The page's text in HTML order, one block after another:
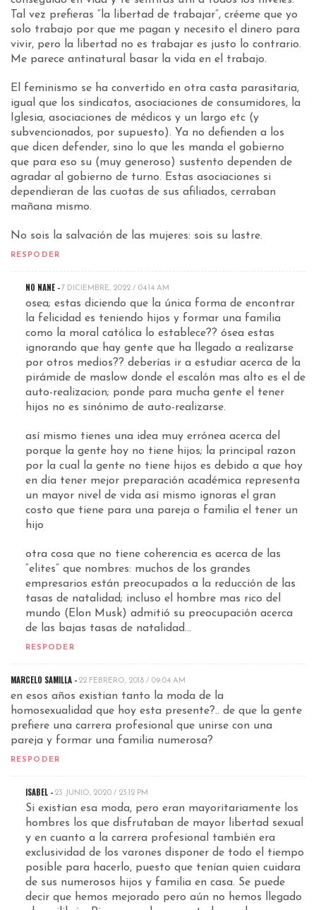
Tal vez prefieras “la libertad de trabajar”, créeme que yo
solo trabajo por que me pagan y necesito el dinero para
vivir, pero la libertad no es trabajar es justo lo contrario.
Me parece antinatural basar la vida en el trabajo.
El feminismo se ha convertido en otra casta parasitaria,
igual que los sindicatos, asociaciones de consumidores, la
Iglesia, asociaciones de médicos y un largo etc (y
subvencionados, por supuesto). Ya no defienden a los
que dicen defender, sino lo que les manda el gobierno
que para eso su (muy generoso) sustento dependen de
agradar al gobierno de turno. Estas asociaciones si
dependieran de las cuotas de sus afiliados, cerraban
mañana mismo.
No sois la salvación de las mujeres: sois su lastre.
RESPODER
NO NANE - 7 DICIEMBRE, 2022 / 04:14 AM
osea; estas diciendo que la única forma de encontrar
la felicidad es teniendo hijos y formar una familia
como la moral católica lo establece?? ósea estas
ignorando que hay gente que ha llegado a realizarse
por otros medios?? deberías ir a estudiar acerca de la
pirámide de maslow donde el escalón mas alto es el de
auto-realizacion; ponde para mucha gente el tener
hijos no es sinónimo de auto-realizarse.
así mismo tienes una idea muy errónea acerca del
porque la gente hoy no tiene hijos; la principal razon
por la cual la gente no tiene hijos es debido a que hoy
en día tener mejor preparación académica representa
un mayor nivel de vida así mismo ignoras el gran
costo que tiene para una pareja o familia el tener un
hijo
otra cosa que no tiene coherencia es acerca de las
“elites” que nombres: muchos de los grandes
empresarios están preocupados a la reducción de las
tasas de natalidad; incluso el hombre mas rico del
mundo (Elon Musk) admitió su preocupación acerca
de las bajas tasas de natalidad…
RESPODER
MARCELO SAMILLA - 22 FEBRERO, 2018 / 09:04 AM
en esos años existian tanto la moda de la
homosexualidad que hoy esta presente?.. de que la gente
prefiere una carrera profesional que unirse con una
pareja y formar una familia numerosa?
RESPODER
ISABEL - 23 JUNIO, 2020 / 23:12 PM
Si existían esa moda, pero eran mayoritariamente los
hombres los que disfrutaban de mayor libertad sexual
y en cuanto a la carrera profesional también era
exclusividad de los varones disponer de todo el tiempo
posible para hacerlo, puesto que tenían quien cuidara
de sus numerosos hijos y familia en casa. Se puede
decir que hemos mejorado pero aún no hemos llegado